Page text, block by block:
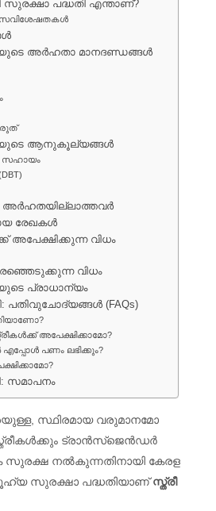
സുരക്ഷാ പദ്ധതി എന്താണ്?
സവിശേഷതകൾ
അർഹതാ മാനദണ്ഡങ്ങൾ
ആനുകൂല്യങ്ങൾ
സഹായം
അർഹതയില്ലാത്തവർ
രേഖകൾ
അപേക്ഷിക്കുന്ന വിധം
വിധം
പ്രാധാന്യം
പതിവുചോദ്യങ്ങൾ (FAQs)
അപേക്ഷിക്കാമോ?
എപ്പോൾ പണം ലഭിക്കും?
സമാപനം
സ്ഥിരമായ വരുമാനമോ
ട്രാൻസ്‌ജെൻഡർ
സുരക്ഷ നൽകുന്നതിനായി കേരള
സുരക്ഷാ പദ്ധതിയാണ്സ്ത്രീ